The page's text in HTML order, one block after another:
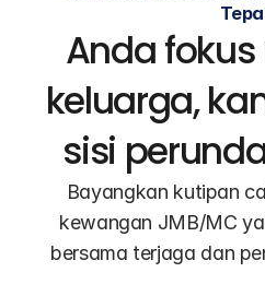
Anda
keluarga,
sisi
Bayangkan kutipan
kewangan JMB/MC
bersama terjaga dan